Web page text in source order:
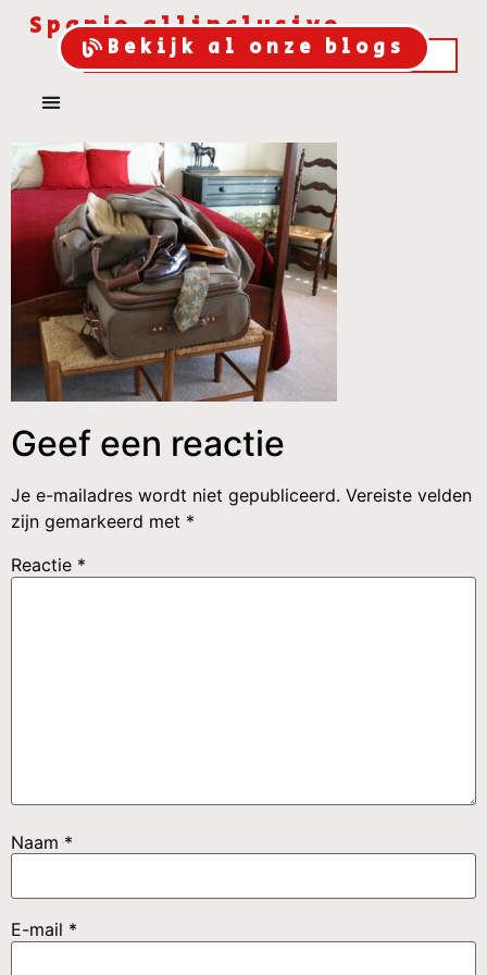
Spanje allinclusive
Bekijk al onze blogs
Geef een reactie
Je e-mailadres wordt niet gepubliceerd. Vereiste velden
zijn gemarkeerd met *
Reactie *
Naam *
E-mail *